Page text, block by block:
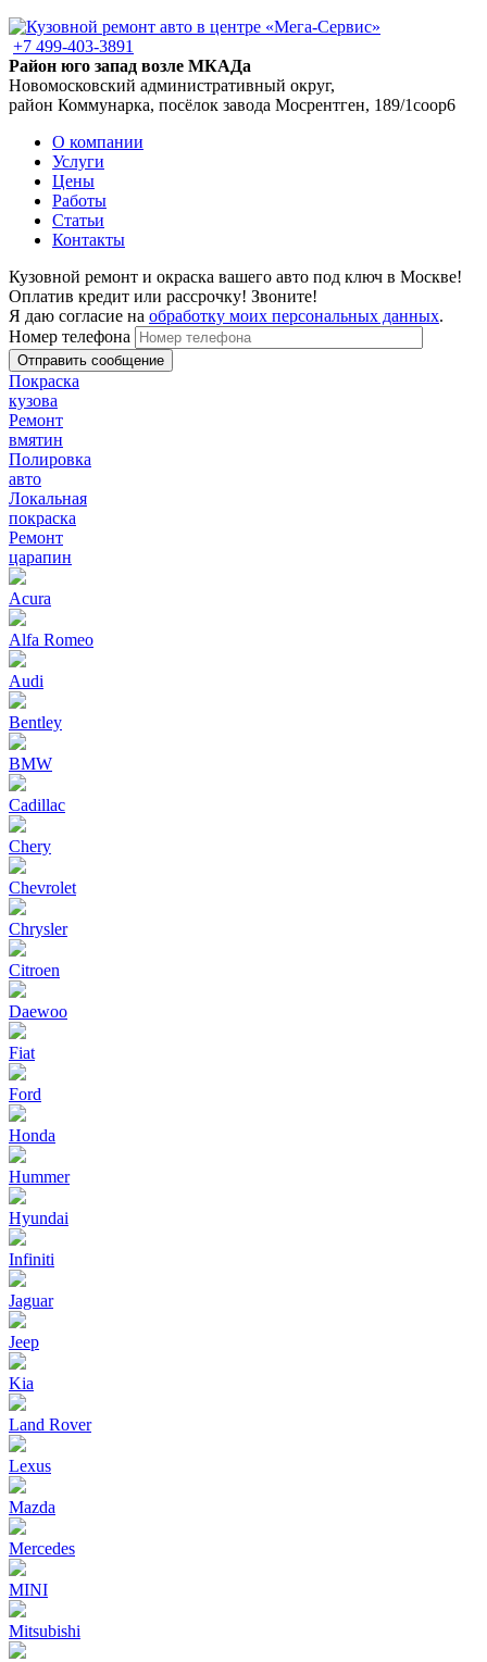
+7 499-403-3891
Район юго запад возле МКАДа
Новомосковский административный округ,
район Коммунарка, посёлок завода Мосрентген, 189/1соор6
О компании
Услуги
Цены
Работы
Статьи
Контакты
Кузовной ремонт и окраска вашего авто под ключ в Москве!
Оплатив кредит или рассрочку! Звоните!
Я даю согласие на обработку моих персональных данных.
Номер телефона
Покраска
кузова
Ремонт
вмятин
Полировка
авто
Локальная
покраска
Ремонт
царапин
Acura
Alfa Romeo
Audi
Bentley
BMW
Cadillac
Chery
Chevrolet
Chrysler
Citroen
Daewoo
Fiat
Ford
Honda
Hummer
Hyundai
Infiniti
Jaguar
Jeep
Kia
Land Rover
Lexus
Mazda
Mercedes
MINI
Mitsubishi